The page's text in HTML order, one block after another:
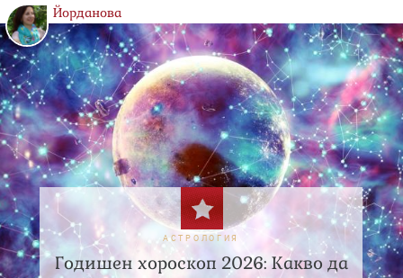
Йорданова
АСТРОЛОГИЯ
Годишен хороскоп 2026: Какво да